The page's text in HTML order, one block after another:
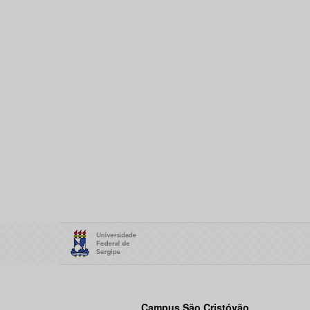
Campus São Cristóvão